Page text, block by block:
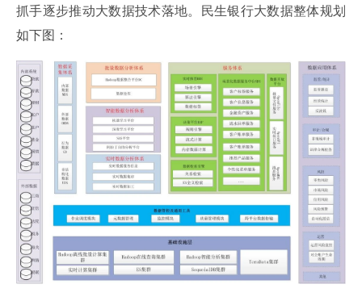
抓手逐步推动大数据技术落地。民生银行大数据整体规划
如下图：